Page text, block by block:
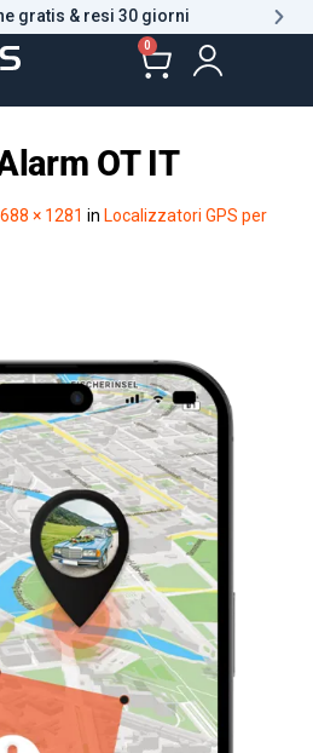
gratis & resi 30 giorni
0
OT IT
688 × 1281 in Localizzatori GPS per